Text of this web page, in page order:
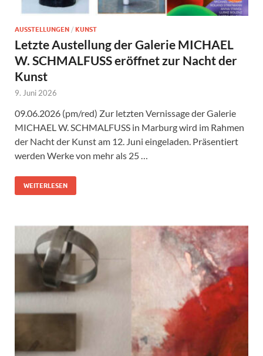
AUSSTELLUNGEN / KUNST
Letzte Austellung der Galerie MICHAEL
W. SCHMALFUSS eröffnet zur Nacht der
Kunst
9. Juni 2026
09.06.2026 (pm/red) Zur letzten Vernissage der Galerie
MICHAEL W. SCHMALFUSS in Marburg wird im Rahmen
der Nacht der Kunst am 12. Juni eingeladen. Präsentiert
werden Werke von mehr als 25 …
WEITERLESEN